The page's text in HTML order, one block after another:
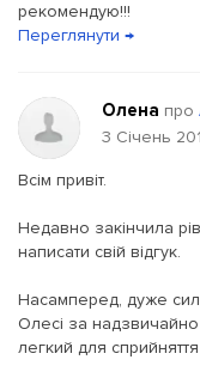
рекомендую!!!
Переглянути →
Олена про
3 Січень
Всім привіт.
Недавно закінчила
написати свій відгук.
Насамперед, дуже
Олесі за надзвичайно
легкий для